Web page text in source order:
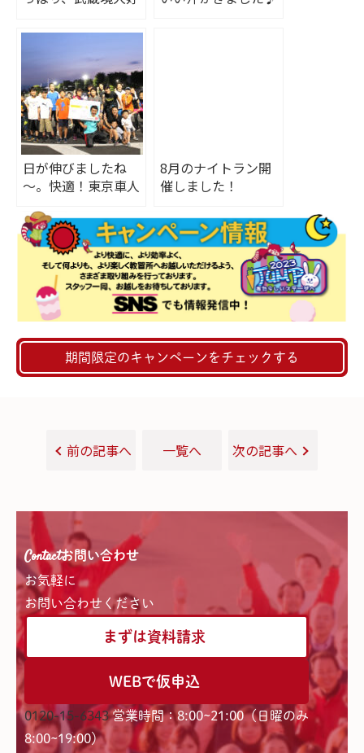
日が伸びましたね
～。快適！東京車人
8月のナイトラン開
催しました！
期間限定のキャンペーンをチェックする
前の記事へ 一覧へ 次の記事へ
Contactお問い合わせ
お気軽に
お問い合わせください
まずは資料請求
WEBで仮申込
0120-15-6343 営業時間：8:00~21:00（日曜のみ
8:00~19:00）